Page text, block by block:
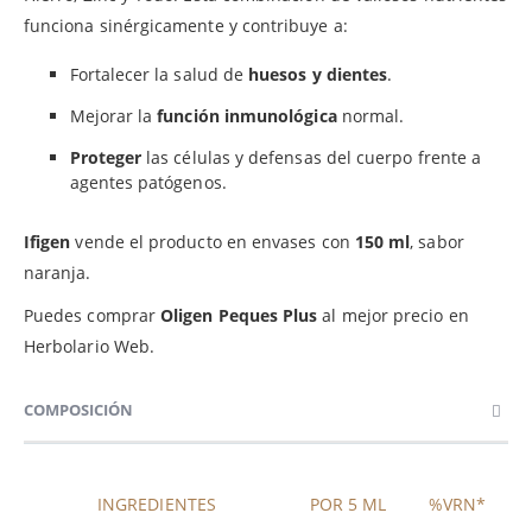
funciona sinérgicamente y contribuye a:
Fortalecer la salud de huesos y dientes.
Mejorar lafunción inmunológicanormal.
Proteger las células y defensas del cuerpo frente a
agentes patógenos.
Ifigen vende el producto en envases con 150 ml, sabor
naranja.
Puedes comprarOligen Peques Plus al mejor precio en
Herbolario Web.
COMPOSICIÓN
INGREDIENTES POR 5 ML %VRN*